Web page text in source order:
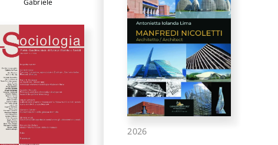
Gabriele
2026